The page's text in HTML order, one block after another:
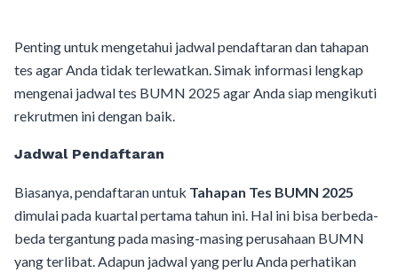
Penting untuk mengetahui jadwal pendaftaran dan tahapan
tes agar Anda tidak terlewatkan. Simak informasi lengkap
mengenai jadwal tes BUMN 2025 agar Anda siap mengikuti
rekrutmen ini dengan baik.
Jadwal Pendaftaran
Biasanya, pendaftaran untuk Tahapan Tes BUMN 2025
dimulai pada kuartal pertama tahun ini. Hal ini bisa berbeda-
beda tergantung pada masing-masing perusahaan BUMN
yang terlibat. Adapun jadwal yang perlu Anda perhatikan